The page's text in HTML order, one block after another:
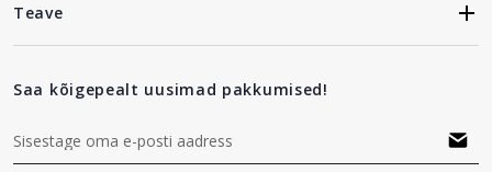
Teave
Saa kõigepealt uusimad pakkumised!